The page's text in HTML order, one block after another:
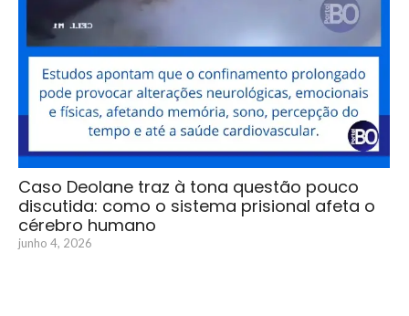
Caso Deolane traz à tona questão pouco
discutida: como o sistema prisional afeta o
cérebro humano
junho 4, 2026